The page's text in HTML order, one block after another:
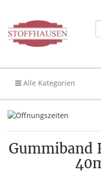
Alle Kategorien
Gummiband